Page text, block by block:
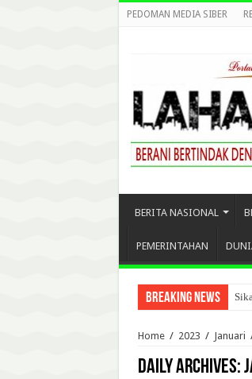
PEDOMAN MEDIA SIBER
BERITA NASIONAL
PEMERINTAHAN
Breaking News
Home / 2023 / Januari
Daily Archives: